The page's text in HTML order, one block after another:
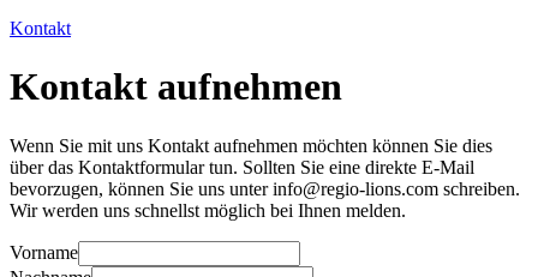
Kontakt
Kontakt aufnehmen
Wenn Sie mit uns Kontakt aufnehmen möchten können Sie dies
über das Kontaktformular tun. Sollten Sie eine direkte E-Mail
bevorzugen, können Sie uns unter info@regio-lions.com schreiben.
Wir werden uns schnellst möglich bei Ihnen melden.
Vorname